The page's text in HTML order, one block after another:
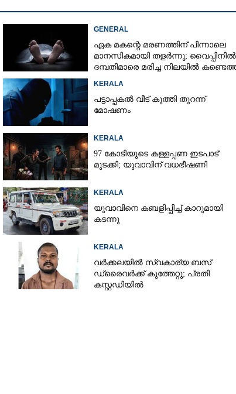
GENERAL
ഏക മകന്റെ മരണത്തിന് പിന്നാലെ
മാനസികമായി തളർന്നു; വൈപ്പിനിൽ
ദമ്പതിമാരെ മരിച്ച നിലയിൽ
KERALA
പട്ടാപ്പകൽ വീട് കുത്തി തുറന്ന്
മോഷണം
KERALA
97 കോടിയുടെ കള്ളപ്പണ ഇടപാട്
മുടക്കി; യുവാവിന് വധഭീഷണി
KERALA
യുവാവിനെ കബളിപ്പിച്ച് കാറുമായി
കടന്നു
KERALA
വർക്കലയിൽ സ്വകാര്യ ബസ്
ഡ്രൈവർക്ക് കുത്തേറ്റു; പ്രതി
കസ്റ്റഡിയിൽ